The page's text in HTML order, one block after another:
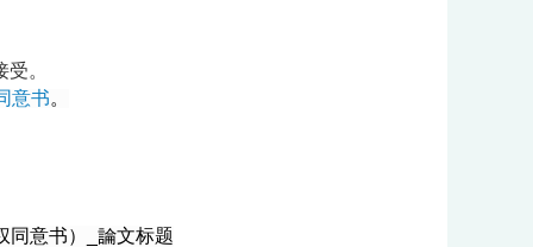
。
意书。
同意书）_論文标题